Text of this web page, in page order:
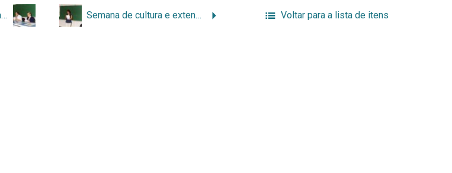
Semana de cultura e extensão 09-2003 – 048.jpg Semana de cultura e extensão 09-2003 – 050.jpg Voltar para a lista de itens